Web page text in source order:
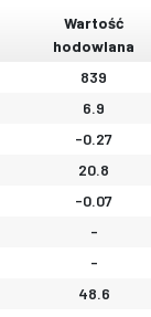
Wartość
hodowlana
839
6.9
-0.27
20.8
-0.07
-
-
48.6